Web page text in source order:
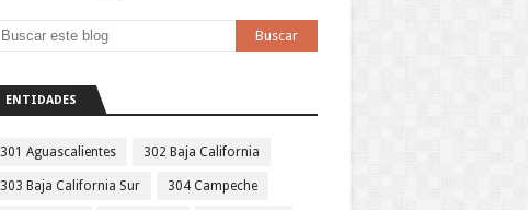
ENTIDADES
301 Aguascalientes 302 Baja California
303 Baja California Sur 304 Campeche